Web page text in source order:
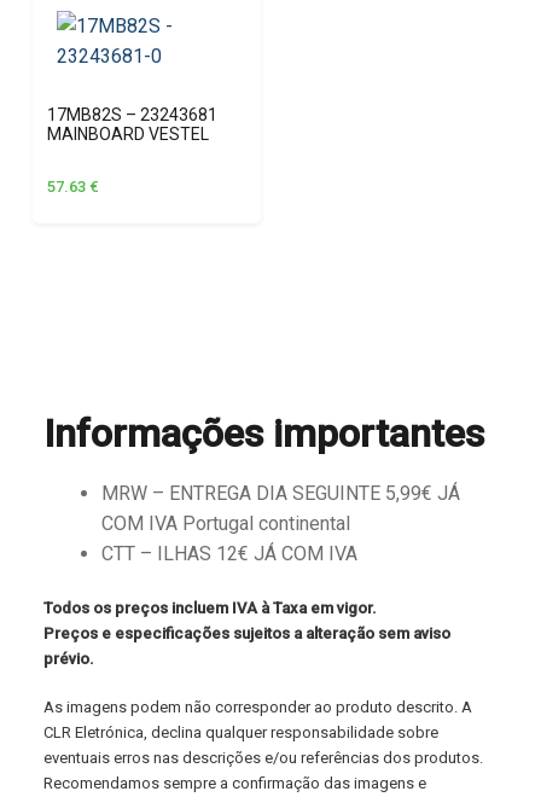
17MB82S – 23243681
MAINBOARD VESTEL
57.63 €
Informações importantes
MRW – ENTREGA DIA SEGUINTE 5,99€ JÁ
COM IVA Portugal continental
CTT – ILHAS 12€ JÁ COM IVA
Todos os preços incluem IVA à Taxa em vigor.
Preços e especificações sujeitos a alteração sem aviso
prévio.
As imagens podem não corresponder ao produto descrito. A
CLR Eletrónica, declina qualquer responsabilidade sobre
eventuais erros nas descrições e/ou referências dos produtos.
Recomendamos sempre a confirmação das imagens e